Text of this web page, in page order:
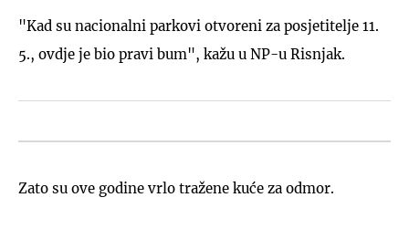
"Kad su nacionalni parkovi otvoreni za posjetitelje 11.
5., ovdje je bio pravi bum", kažu u NP-u Risnjak.
Zato su ove godine vrlo tražene kuće za odmor.